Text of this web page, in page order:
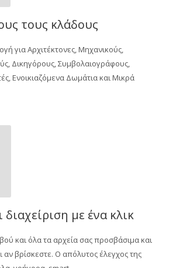
τους κλάδους
για Αρχιτέκτονες, Μηχανικούς,
Δικηγόρους, Συμβολαιογράφους,
Ενοικιαζόμενα Δωμάτια και Μικρά
με ένα κλικ
και όλα τα αρχεία σας προσβάσιμα και
αν βρίσκεστε. Ο απόλυτος έλεγχος της